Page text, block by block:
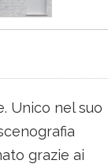
Unico nel suo
grazie ai